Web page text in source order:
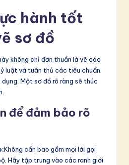
hành tốt
sơ đồ
không chỉ đơn thuần là vẽ các
luật và tuân thủ các tiêu chuẩn.
Một sơ đồ rõ ràng sẽ thúc
để đảm bảo rõ
Không cần bao gồm mọi lời gọi
Hãy tập trung vào các ranh giới